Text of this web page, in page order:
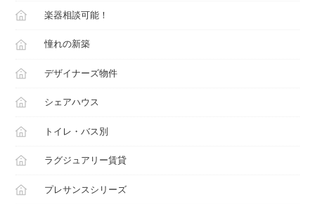
楽器相談可能！
憧れの新築
デザイナーズ物件
シェアハウス
トイレ・バス別
ラグジュアリー賃貸
プレサンスシリーズ